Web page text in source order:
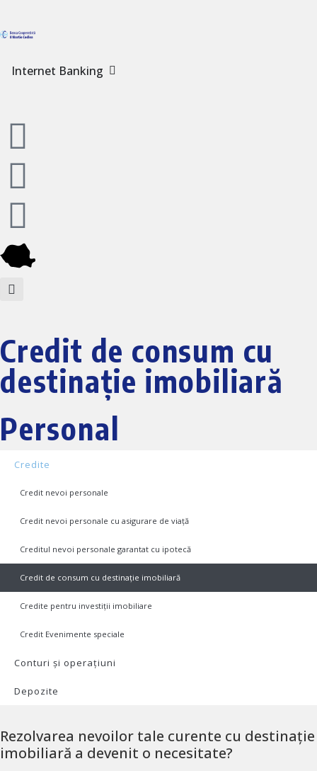
Internet Banking
Credit de consum cu
destinație imobiliară
Personal
Credite
Credit nevoi personale
Credit nevoi personale cu asigurare de viață
Creditul nevoi personale garantat cu ipotecă
Credit de consum cu destinație imobiliară
Credite pentru investiții imobiliare
Credit Evenimente speciale
Conturi și operațiuni
Depozite
Rezolvarea nevoilor tale curente cu destinație
imobiliară a devenit o necesitate?